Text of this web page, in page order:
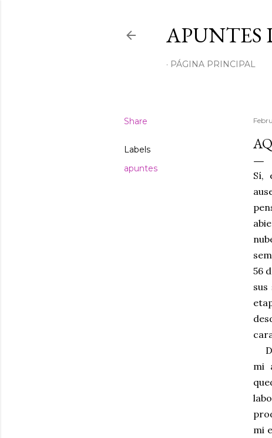
APUNTES
PÁGINA PRINCIPAL
Share
Labels
apuntes
Sí,
56
mi
mi